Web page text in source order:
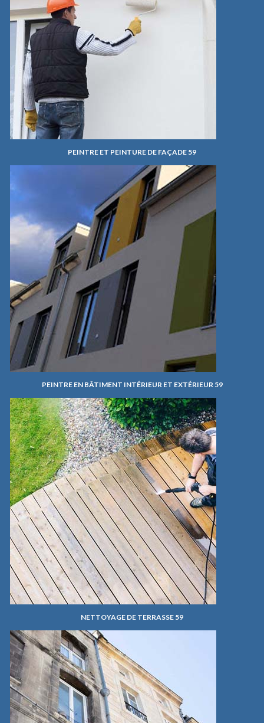
PEINTRE ET PEINTURE DE FAÇADE 59
PEINTRE EN BÂTIMENT INTÉRIEUR ET EXTÉRIEUR 59
NETTOYAGE DE TERRASSE 59